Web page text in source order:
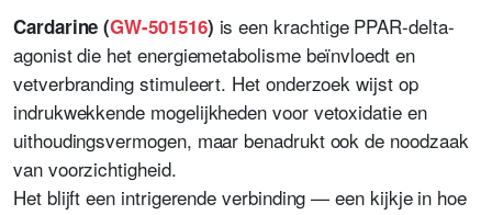
Cardarine (GW-501516) is een krachtige PPAR-delta-
agonist die het energiemetabolisme beïnvloedt en
vetverbranding stimuleert. Het onderzoek wijst op
indrukwekkende mogelijkheden voor vetoxidatie en
uithoudingsvermogen, maar benadrukt ook de noodzaak
van voorzichtigheid.
Het blijft een intrigerende verbinding — een kijkje in hoe